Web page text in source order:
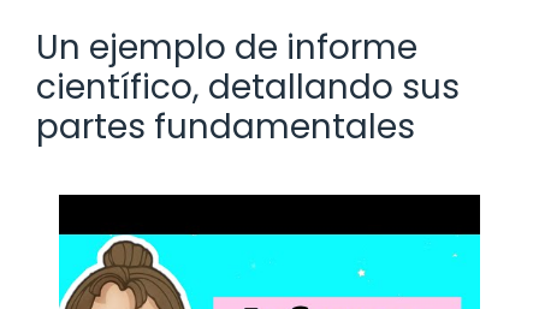
Un ejemplo de informe
científico, detallando sus
partes fundamentales